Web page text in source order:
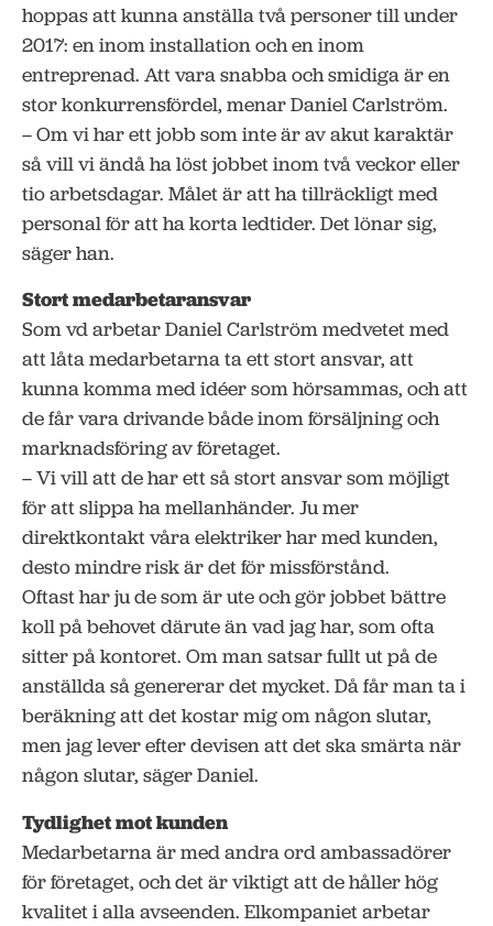
hoppas att kunna anställa två personer till under
2017: en inom installation och en inom
entreprenad. Att vara snabba och smidiga är en
stor konkurrensfördel, menar Daniel Carlström.
– Om vi har ett jobb som inte är av akut karaktär
så vill vi ändå ha löst jobbet inom två veckor eller
tio arbetsdagar. Målet är att ha tillräckligt med
personal för att ha korta ledtider. Det lönar sig,
säger han.
Stort medarbetaransvar
Som vd arbetar Daniel Carlström medvetet med
att låta medarbetarna ta ett stort ansvar, att
kunna komma med idéer som hörsammas, och att
de får vara drivande både inom försäljning och
marknadsföring av företaget.
– Vi vill att de har ett så stort ansvar som möjligt
för att slippa ha mellanhänder. Ju mer
direktkontakt våra elektriker har med kunden,
desto mindre risk är det för missförstånd.
Oftast har ju de som är ute och gör jobbet bättre
koll på behovet därute än vad jag har, som ofta
sitter på kontoret. Om man satsar fullt ut på de
anställda så genererar det mycket. Då får man ta i
beräkning att det kostar mig om någon slutar,
men jag lever efter devisen att det ska smärta när
någon slutar, säger Daniel.
Tydlighet mot kunden
Medarbetarna är med andra ord ambassadörer
för företaget, och det är viktigt att de håller hög
kvalitet i alla avseenden. Elkompaniet arbetar